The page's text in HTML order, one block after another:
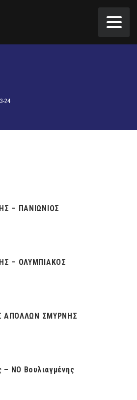
24
– ΠΑΝΙΩΝΙΟΣ
– ΟΛΥΜΠΙΑΚΟΣ
ΑΠΟΛΛΩΝ ΣΜΥΡΝΗΣ
ΝΟ Βουλιαγμένης